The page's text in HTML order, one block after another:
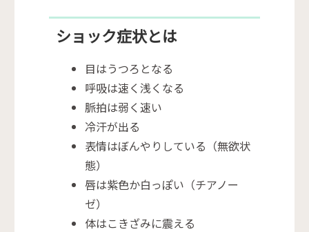
ショック症状とは
目はうつろとなる
呼吸は速く浅くなる
脈拍は弱く速い
冷汗が出る
表情はぼんやりしている（無欲状
態）
唇は紫色か白っぽい（チアノー
ゼ）
体はこきざみに震える